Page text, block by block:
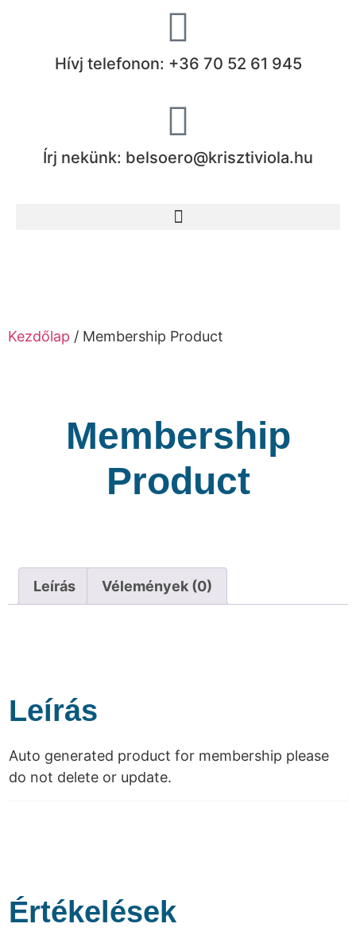
Hívj telefonon: +36 70 52 61 945
Írj nekünk: belsoero@krisztiviola.hu
Kezdőlap / Membership Product
Membership
Product
Leírás Vélemények (0)
Leírás
Auto generated product for membership please
do not delete or update.
Értékelések